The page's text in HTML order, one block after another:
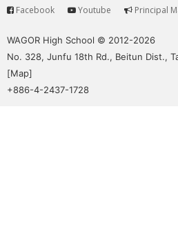
Service
Facebook Youtube Principal
WAGOR High School © 2012-2026
No. 328, Junfu 18th Rd., Beitun Dist.,
[Map]
+886-4-2437-1728